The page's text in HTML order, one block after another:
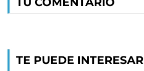
TE PUEDE INTERESAR